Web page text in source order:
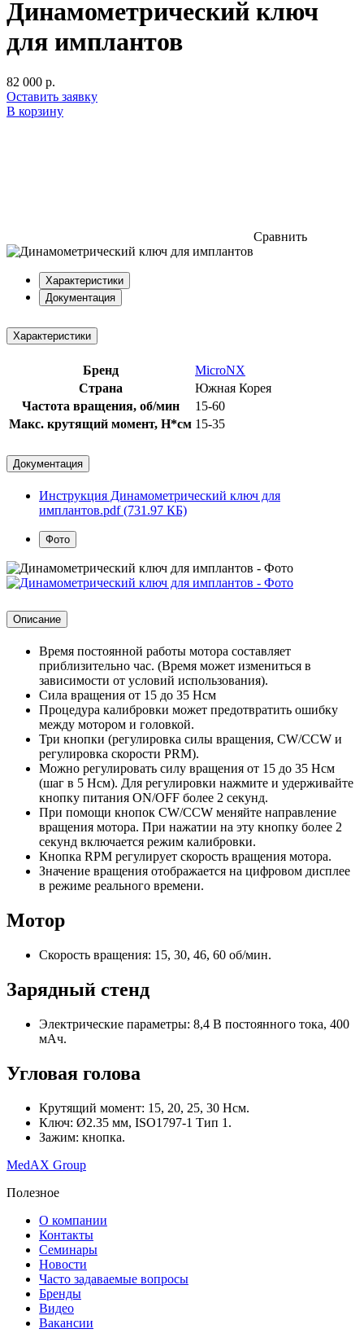
Динамометрический ключ
для имплантов
82 000 р.
Оставить заявку
В корзину
Сравнить
Характеристики
Документация
Характеристики
Бренд
MicroNX
Страна
Южная Корея
Частота вращения, об/мин
15-60
Макс. крутящий момент, Н*см 15-35
Документация
Инструкция Динамометрический ключ для
имплантов.pdf (731.97 КБ)
Фото
Описание
Время постоянной работы мотора составляет
приблизительно час. (Время может измениться в
зависимости от условий использования).
Сила вращения от 15 до 35 Нсм
Процедура калибровки может предотвратить ошибку
между мотором и головкой.
Три кнопки (регулировка силы вращения, CW/CСW и
регулировка скорости PRM).
Можно регулировать силу вращения от 15 до 35 Нсм
(шаг в 5 Нсм). Для регулировки нажмите и удерживайте
кнопку питания ON/OFF более 2 секунд.
При помощи кнопок CW/CСW меняйте направление
вращения мотора. При нажатии на эту кнопку более 2
секунд включается режим калибровки.
Кнопка RPM регулирует скорость вращения мотора.
Значение вращения отображается на цифровом дисплее
в режиме реального времени.
Мотор
Скорость вращения: 15, 30, 46, 60 об/мин.
Зарядный стенд
Электрические параметры: 8,4 В постоянного тока, 400
мАч.
Угловая голова
Крутящий момент: 15, 20, 25, 30 Нсм.
Ключ: Ø2.35 мм, ISO1797-1 Тип 1.
Зажим: кнопка.
MedAX Group
Полезное
О компании
Контакты
Семинары
Новости
Часто задаваемые вопросы
Бренды
Видео
Вакансии